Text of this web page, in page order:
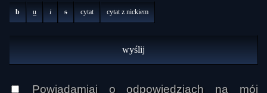
b u i s cytat cytat z nickiem
Powiadamiaj o odpowiedziach na mój